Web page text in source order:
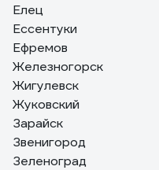
Елец
Ессентуки
Ефремов
Железногорск
Жигулевск
Жуковский
Зарайск
Звенигород
Зеленоград